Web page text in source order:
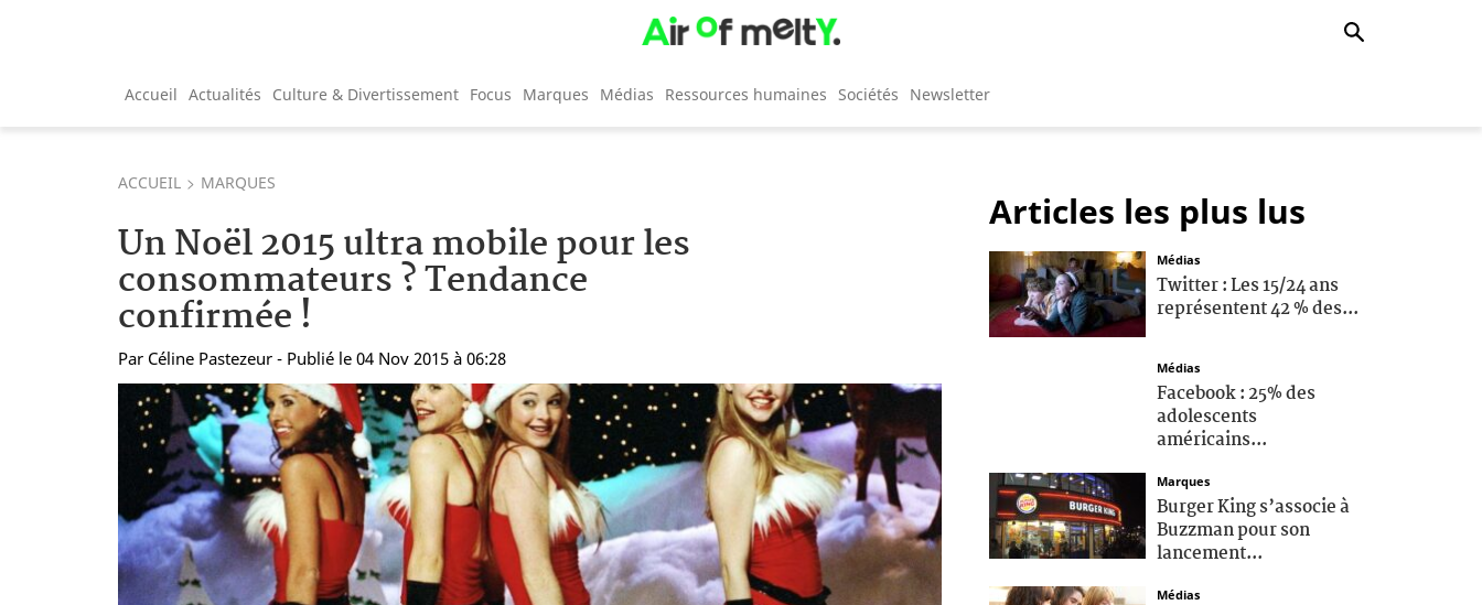
Accueil Actualités Culture & Divertissement Focus Marques Médias Ressources humaines Sociétés Newsletter
ACCUEIL MARQUES
Un Noël 2015 ultra mobile pour les
consommateurs ? Tendance
confirmée !
Par Céline Pastezeur - Publié le 04 Nov 2015 à 06:28
Articles les plus lus
Médias
Twitter : Les 15/24 ans
représentent 42 % des...
Médias
Facebook : 25% des
adolescents
américains...
Marques
Burger King s’associe à
Buzzman pour son
lancement...
Médias